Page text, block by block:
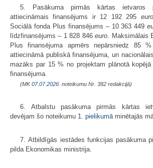
5. Pasākuma pirmās kārtas ietvaros
attiecināmais finansējums ir 12 192 295 euro
Sociālā fonda Plus finansējums – 10 363 449
līdzfinansējums – 1 828 846euro . Maksimālais
Plus finansējuma apmērs nepārsniedz 85
attiecināmā publiskā finansējuma, un
mazāks par 15 % no projektam plānotā
finansējuma.
(MK07.07.2026. noteikumu Nr. 382 redakcijā)
6. Atbalstu pasākuma pirmās kārtas
devējam šo noteikumu 1. pielikumā minētajās
7. Atbildīgās iestādes funkcijas pasākuma
pilda Ekonomikas ministrija.